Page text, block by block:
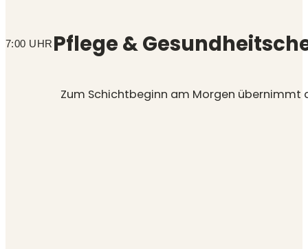
7:00 UHR Pflege &
Zum Schichtbeginn am Morgen übernimmt